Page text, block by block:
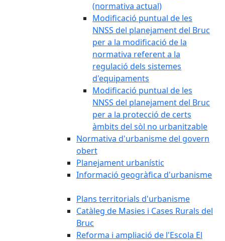
(normativa actual)
Modificació puntual de les
NNSS del planejament del Bruc
per a la modificació de la
normativa referent a la
regulació dels sistemes
d'equipaments
Modificació puntual de les
NNSS del planejament del Bruc
per a la protecció de certs
àmbits del sòl no urbanitzable
Normativa d'urbanisme del govern
obert
Planejament urbanístic
Informació geogràfica d'urbanisme
Plans territorials d'urbanisme
Catàleg de Masies i Cases Rurals del
Bruc
Reforma i ampliació de l'Escola El